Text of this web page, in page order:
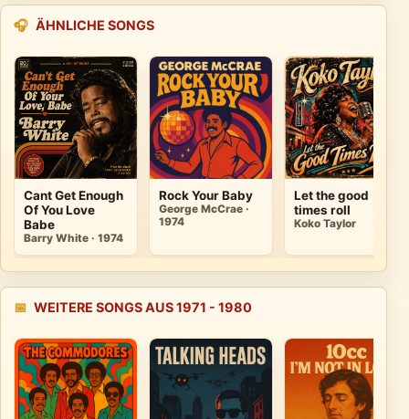
🎧 ÄHNLICHE SONGS
Cant Get Enough
Of You Love
Babe
Barry White · 1974
Rock Your Baby
George McCrae ·
1974
Let the good
times roll
Koko Taylor
📅 WEITERE SONGS AUS 1971 - 1980